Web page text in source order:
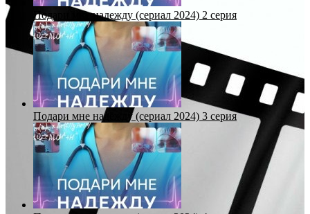
Подари мне надежду (сериал 2024) 2 серия
Подари мне надежду (сериал 2024) 3 серия